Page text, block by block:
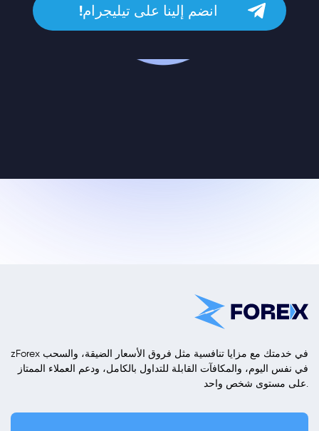
انضم إلينا على تيليجرام!
zForex في خدمتك مع مزايا تنافسية مثل فروق الأسعار الضيقة، والسحب
في نفس اليوم، والمكافآت القابلة للتداول بالكامل، ودعم العملاء الممتاز
على مستوى شخص واحد.